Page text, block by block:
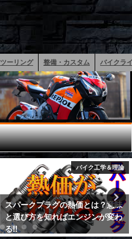
ツーリング 整備・カスタム バイクラ
バイク工学＆理論
スパークプラグの熱価とは？意味
と選び方を知ればエンジンが変わ
る!!